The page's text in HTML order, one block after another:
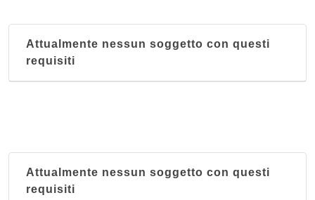
Attualmente nessun soggetto con questi
requisiti
Attualmente nessun soggetto con questi
requisiti